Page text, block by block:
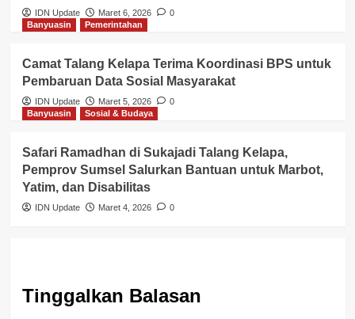
IDN Update Maret 6, 2026
0
Banyuasin
Pemerintahan
Camat Talang Kelapa Terima Koordinasi BPS untuk
Pembaruan Data Sosial Masyarakat
IDN Update Maret 5, 2026
0
Banyuasin
Sosial & Budaya
Safari Ramadhan di Sukajadi Talang Kelapa,
Pemprov Sumsel Salurkan Bantuan untuk Marbot,
Yatim, dan Disabilitas
IDN Update Maret 4, 2026 0
Tinggalkan Balasan